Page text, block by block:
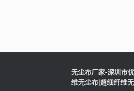
无尘布厂家-深圳市
维无尘布|超细纤维